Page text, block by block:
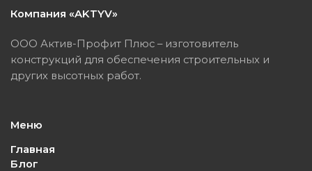
Компания «AKTYV»
ООО Актив-Профит Плюс – изготовитель
конструкций для обеспечения строительных и
других высотных работ.
Меню
Главная
Блог